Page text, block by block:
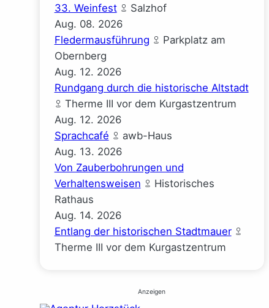
33. Weinfest
Salzhof
Aug. 08. 2026
Fledermausführung
Parkplatz am
Obernberg
Aug. 12. 2026
Rundgang durch die historische Altstadt
Therme III vor dem Kurgastzentrum
Aug. 12. 2026
Sprachcafé
awb-Haus
Aug. 13. 2026
Von Zauberbohrungen und
Verhaltensweisen
Historisches
Rathaus
Aug. 14. 2026
Entlang der historischen Stadtmauer
Therme III vor dem Kurgastzentrum
Anzeigen